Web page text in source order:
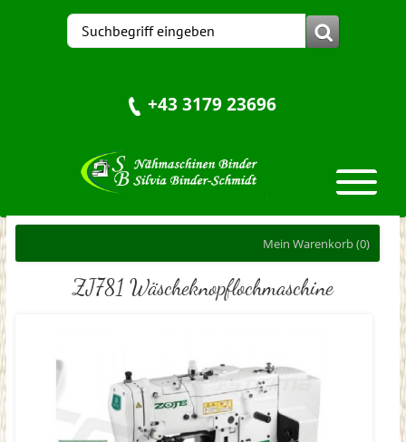
+43 3179 23696
Mein Warenkorb(0)
ZJ781 Wäscheknopflochmaschine